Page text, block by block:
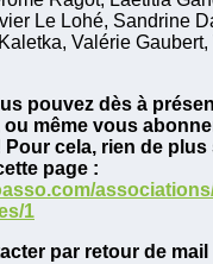
Le Lohé, Sandrine
Valérie
pouvez dès à
ou même vous
Pour cela, rien de
page :
1
par retour de mail